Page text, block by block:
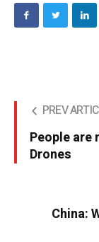
PREV
People are
Drones
China: